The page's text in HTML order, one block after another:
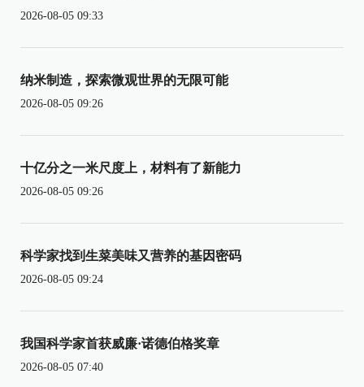
2026-08-05 09:33
纳米制造，探索微观世界的无限可能
2026-08-05 09:26
十亿分之一米尺度上，材料有了新能力
2026-08-05 09:26
科学家找到生菜美味又营养的基因密码
2026-08-05 09:24
我国科学家首获威廉·诺德伯格奖章
2026-08-05 07:40